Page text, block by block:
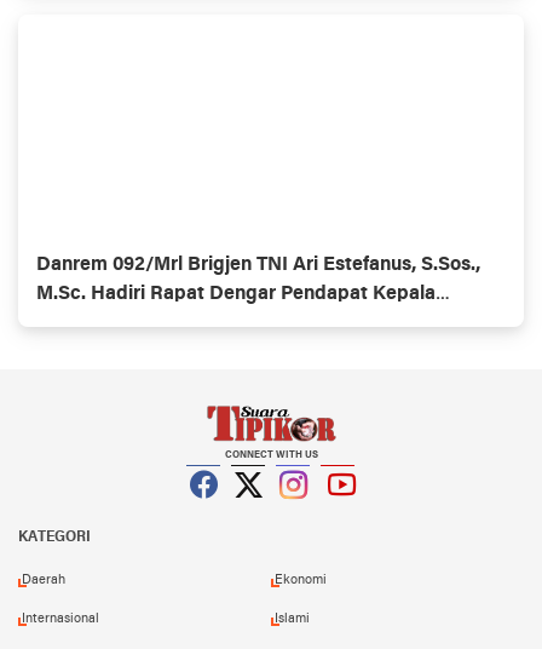
Danrem 092/Mrl Brigjen TNI Ari Estefanus, S.Sos.,
M.Sc. Hadiri Rapat Dengar Pendapat Kepala
Daerah Se-Provinsi Kalimantan Utara
CONNECT WITH US
KATEGORI
Daerah Ekonomi
Internasional Islami